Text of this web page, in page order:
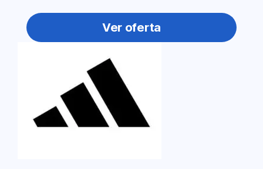
Ver oferta